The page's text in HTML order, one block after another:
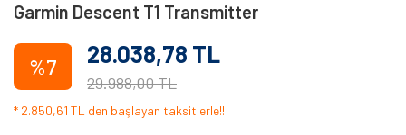
Garmin Descent T1 Transmitter
%7 28.038,78 TL
29.988,00 TL
* 2.850,61 TL den başlayan taksitlerle!!